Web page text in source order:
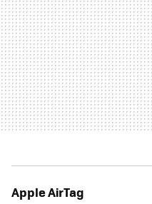
Apple AirTag